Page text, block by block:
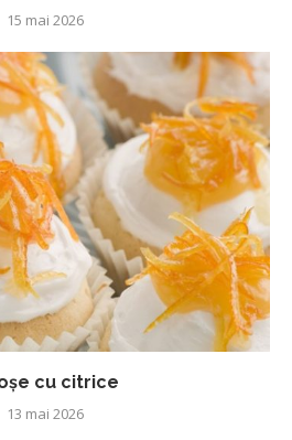
15 mai 2026
cu citrice
13 mai 2026